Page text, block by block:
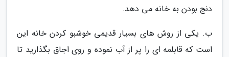
دنج بودن به خانه می دهد.
ب. یکی از روش های بسیار قدیمی خوشبو کردن خانه این
است که قابلمه ای را پر از آب نموده و روی اجاق بگذارید تا